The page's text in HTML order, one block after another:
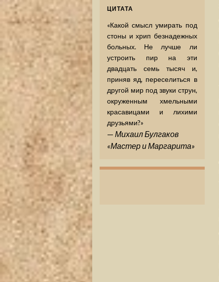
ЦИТАТА
«Какой смысл умирать под
стоны и хрип безнадежных
больных. Не лучше ли
устроить пир на эти
двадцать семь тысяч и,
приняв яд, переселиться в
другой мир под звуки струн,
окруженным хмельными
красавицами и лихими
друзьями?»
— Михаил Булгаков
«Мастер и Маргарита»